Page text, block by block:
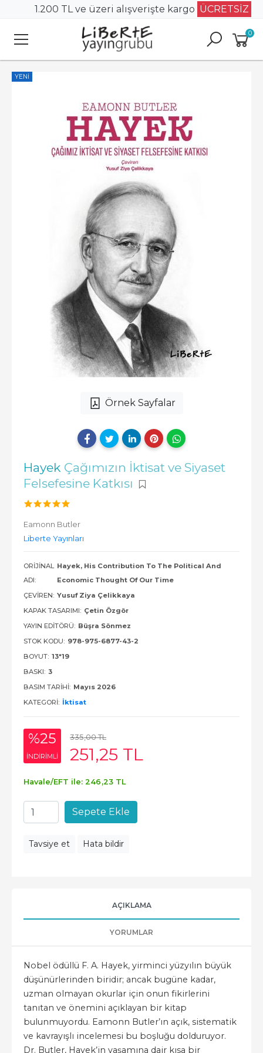
1.200 TL ve üzeri alışverişte kargo ÜCRETSİZ
0
YENI
Örnek Sayfalar
Hayek Çağımızın İktisat ve Siyaset
Felsefesine Katkısı
Eamonn Butler
Liberte Yayınları
ORIJINAL
ADI:
Hayek, His Contribution To The Political And
Economic Thought Of Our Time
ÇEVIREN: Yusuf Ziya Çelikkaya
KAPAK TASARIMI: Çetin Özgör
YAYIN EDITÖRÜ: Büşra Sönmez
STOK KODU: 978-975-6877-43-2
BOYUT: 13*19
BASKI: 3
BASIM TARIHI: Mayıs 2026
KATEGORI: İktisat
%25
INDIRIMLI
335,00TL
251,25 TL
Havale/EFT ile: 246 ,23 TL
Sepete Ekle
Tavsiye et Hata bildir
AÇIKLAMA
YORUMLAR
Nobel ödüllü F. A. Hayek, yirminci yüzyılın büyük
düşünürlerinden biridir; ancak bugüne kadar,
uzman olmayan okurlar için onun fikirlerini
tanıtan ve önemini açıklayan bir kitap
bulunmuyordu. Eamonn Butler’ın açık, sistematik
ve kavrayışlı incelemesi bu boşluğu dolduruyor.
Dr. Butler, Hayek’in yaşamına dair kısa bir